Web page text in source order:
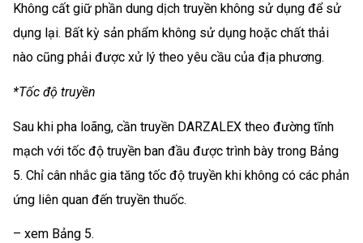
Không cất giữ phần dung dịch truyền không sử dụng để sử
dụng lại. Bất kỳ sản phẩm không sử dụng hoặc chất thải
nào cũng phải được xử lý theo yêu cầu của địa phương.
*Tốc độ truyền
Sau khi pha loãng, cần truyền DARZALEX theo đường tĩnh
mạch với tốc độ truyền ban đầu được trình bày trong Bảng
5. Chỉ cân nhắc gia tăng tốc độ truyền khi không có các phản
ứng liên quan đến truyền thuốc.
– xem Bảng 5.